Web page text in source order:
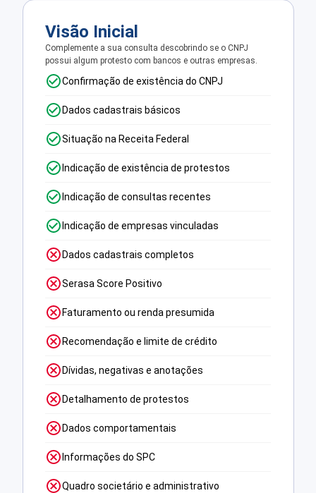
Visão Inicial
Complemente a sua consulta descobrindo se o CNPJ
possui algum protesto com bancos e outras empresas.
Confirmação de existência do CNPJ
Dados cadastrais básicos
Situação na Receita Federal
Indicação de existência de protestos
Indicação de consultas recentes
Indicação de empresas vinculadas
Dados cadastrais completos
Serasa Score Positivo
Faturamento ou renda presumida
Recomendação e limite de crédito
Dívidas, negativas e anotações
Detalhamento de protestos
Dados comportamentais
Informações do SPC
Quadro societário e administrativo